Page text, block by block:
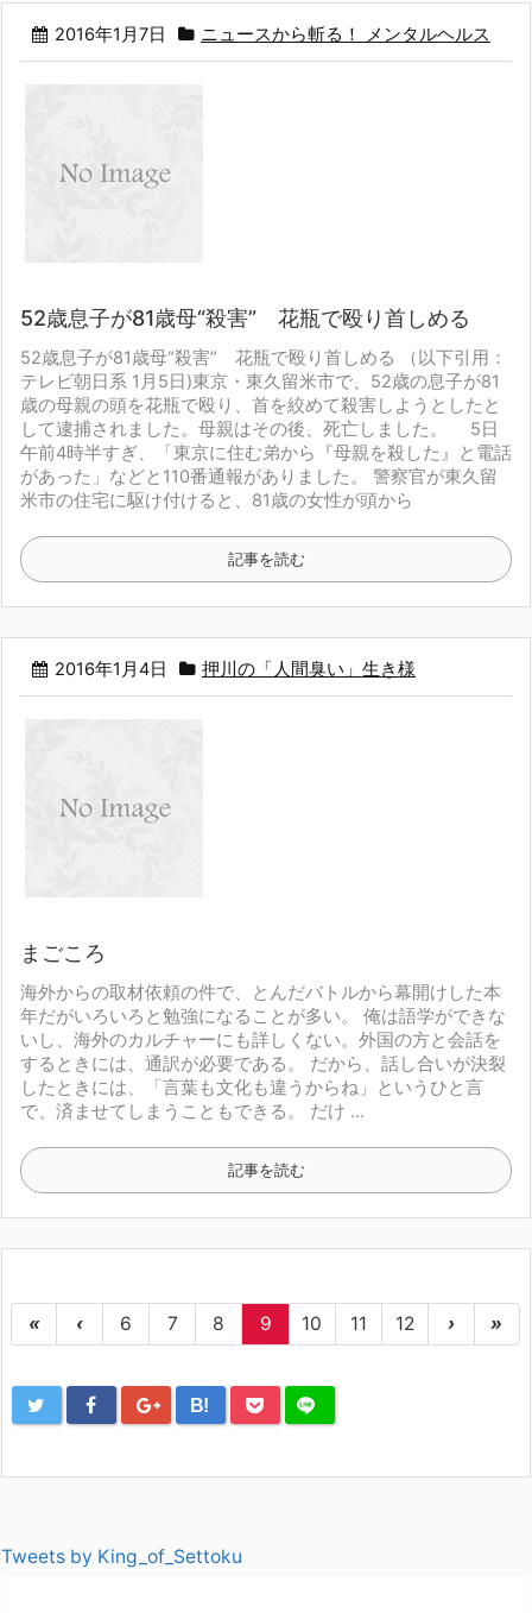
2016年1月7日 ニュースから斬る！ メンタルヘルス
52歳息子が81歳母“殺害” 花瓶で殴り首しめる
52歳息子が81歳母“殺害” 花瓶で殴り首しめる
（以下引用：
テレビ朝日系 1月5日)東京・東久留米市で、52歳の息子が81
歳の母親の頭を花瓶で殴り、首を絞めて殺害しようとしたと
して逮捕されました。母親はその後、死亡しました。 5日
午前4時半すぎ、「東京に住む弟から『母親を殺した』と電話
があった」などと110番通報がありました。
警察官が東久留
米市の住宅に駆け付けると、81歳の女性が頭から
記事を読む
2016年1月4日 押川の「人間臭い」生き様
まごころ
海外からの取材依頼の件で、
とんだバトルから幕開けした本
年だがいろいろと勉強になることが多い。
俺は語学ができな
いし、海外のカルチャーにも詳しくない。 外国の方と会話を
するときには、通訳が必要である。
だから、話し合いが決裂
したときには、
「言葉も文化も違うからね」
というひと言
で、済ませてしまうこともできる。
だけ ...
記事を読む
« ‹ 6 7 8 9 10 11 12 › »
B!
Tweets by King_of_Settoku